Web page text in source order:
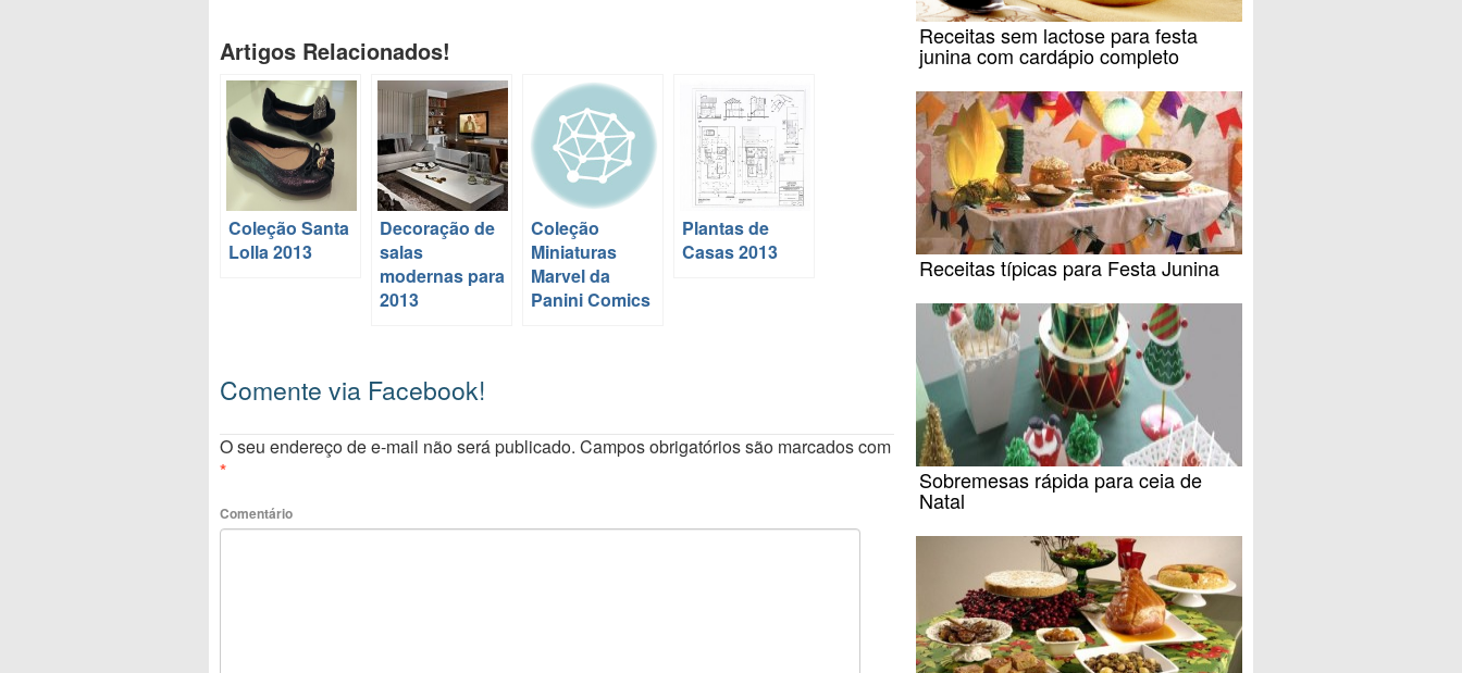
Artigos Relacionados!
Coleção Santa
Lolla 2013
Decoração de
salas
modernas para
2013
Coleção
Miniaturas
Marvel da
Panini Comics
Plantas de
Casas 2013
Comente via Facebook!
O seu endereço de e-mail não será publicado. Campos obrigatórios são marcados com
*
Comentário
Receitas sem lactose para festa
junina com cardápio completo
Receitas típicas para Festa Junina
Sobremesas rápida para ceia de
Natal